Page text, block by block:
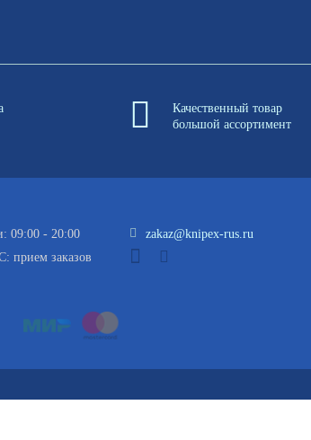
Качественный товар
большой ассортимент
09:00 - 20:00
прием заказов
zakaz@knipex-rus.ru